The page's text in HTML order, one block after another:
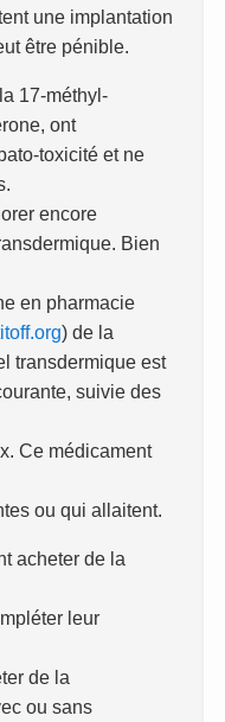
une implantation
être pénible.
17-méthyl-
ont
toxicité et ne
encore
Bien
en pharmacie
) de la
transdermique est
suivie des
Ce médicament
ou qui allaitent.
acheter de la
leur
de la
ou sans